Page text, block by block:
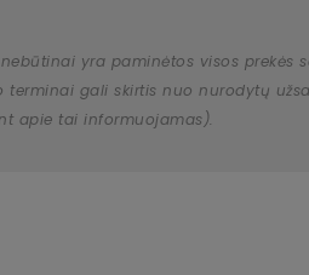
yra paminėtos visos prekės
gali skirtis nuo nurodytų
apie tai informuojamas).